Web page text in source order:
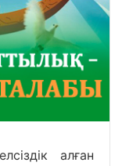
алған